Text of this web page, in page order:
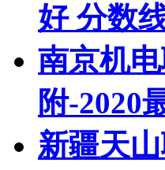
好 分数
南京机
附-2020
新疆天